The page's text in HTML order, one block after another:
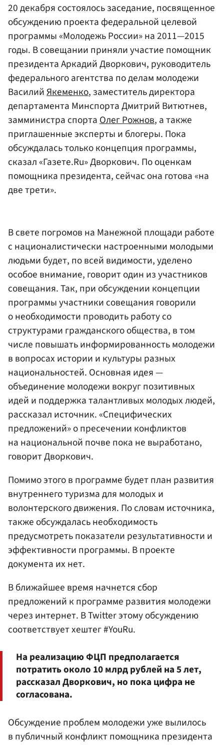
20 декабря состоялось заседание, посвященное
обсуждению проекта федеральной целевой
программы «Молодежь России» на 2011—2015
годы. В совещании приняли участие помощник
президента Аркадий Дворкович, руководитель
федерального агентства по делам молодежи
ВасилийЯкеменко, заместитель директора
департамента Минспорта Дмитрий Витютнев,
замминистра спорта Олег Рожнов, а также
приглашенные эксперты и блогеры. Пока
обсуждалась только концепция программы,
сказал «Газете.Ru» Дворкович. По оценкам
помощника президента, сейчас она готова «на
две трети».
В свете погромов на Манежной площади работе
с националистически настроенными молодыми
людьми будет, по всей видимости, уделено
особое внимание, говорит один из участников
совещания. Так, при обсуждении концепции
программы участники совещания говорили
о необходимости проводить работу со
структурами гражданского общества, в том
числе повышать информированность молодежи
в вопросах истории и культуры разных
национальностей. Основная идея —
объединение молодежи вокруг позитивных
идей и поддержка талантливых молодых людей,
рассказал источник. «Специфических
предложений» о пресечении конфликтов
на национальной почве пока не выработано,
говорит Дворкович.
Помимо этого в программе будет план развития
внутреннего туризма для молодых и
волонтерского движения. По словам источника,
также обсуждалась необходимость
предусмотреть показатели результативности и
эффективности программы. В проекте
документа их нет.
В ближайшее время начнется сбор
предложений к программе развития молодежи
через интернет. В Twitter этому обсуждению
соответствует хештег #YouRu.
На реализацию ФЦП предполагается
потратить около 10 млрд рублей на 5 лет,
рассказал Дворкович, но пока цифра не
согласована.
Обсуждение проблем молодежи уже вылилось
в публичный конфликт помощника президента